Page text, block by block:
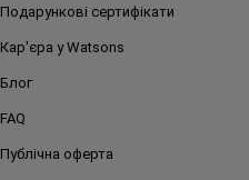
Подарункові сертифікати
Кар'єра у Watsons
Блог
FAQ
Публічна оферта